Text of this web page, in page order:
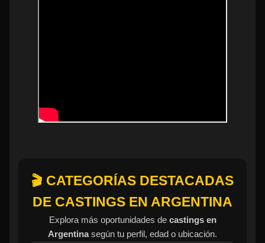
🎬 CATEGORÍAS DESTACADAS
DE CASTINGS EN ARGENTINA
Explora más oportunidades de castings en
Argentinasegún tu perfil, edad o ubicación.